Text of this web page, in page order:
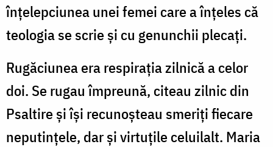
înțelepciunea unei femei care a înțeles că
teologia se scrie și cu genunchii plecați.
Rugăciunea era respirația zilnică a celor
doi. Se rugau împreună, citeau zilnic din
Psaltire și își recunoșteau smeriți fiecare
neputințele, dar și virtuțile celuilalt. Maria